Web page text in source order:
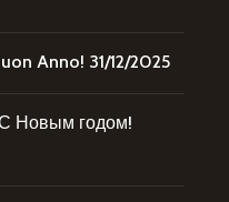
Anno! 31/12/2025
Новым годом!